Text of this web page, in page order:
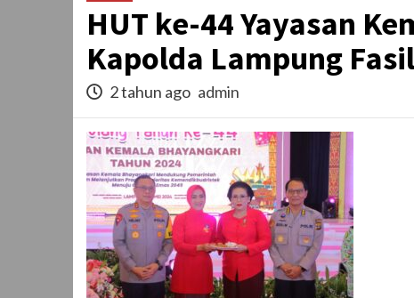
HUT ke-44 Yayasan
Kapolda Lampung
2 tahun ago admin